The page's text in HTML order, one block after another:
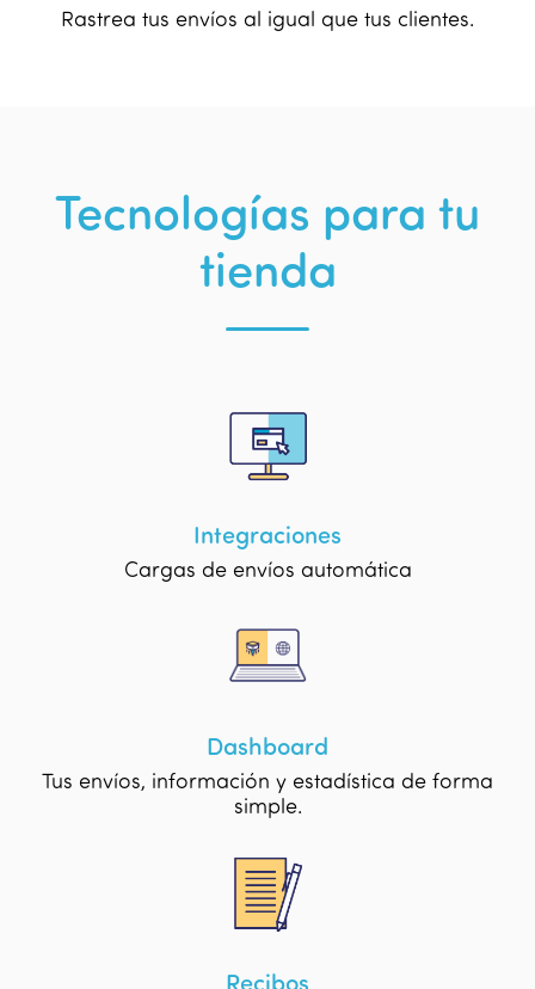
Rastrea tus envíos al igual que tus clientes.
Tecnologías para tu
tienda
Integraciones
Cargas de envíos automática
Dashboard
Tus envíos, información y estadística de forma
simple.
Recibos